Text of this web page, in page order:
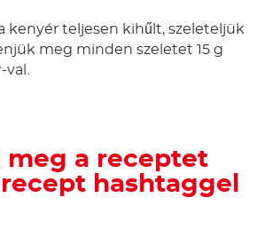
kenyér teljesen kihűlt, szeleteljük
meg minden szeletet 15 g
-val.
meg a receptet
hashtaggel